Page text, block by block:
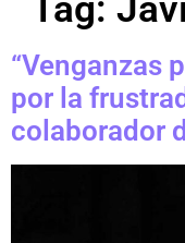
“Venganzas
por la
colaborador